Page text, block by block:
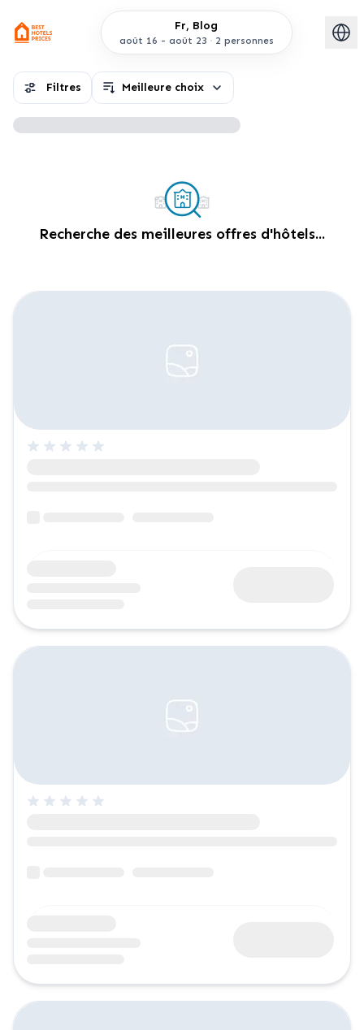
Fr, Blog
août 16 - août 23 2 personnes
Filtres Meilleure choix
Recherche des meilleures offres d'hôtels...